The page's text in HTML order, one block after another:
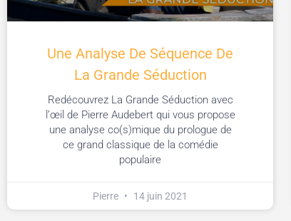
Une Analyse De Séquence De
La Grande Séduction
Redécouvrez La Grande Séduction avec
l’œil de Pierre Audebert qui vous propose
une analyse co(s)mique du prologue de
ce grand classique de la comédie
populaire
Pierre 14 juin 2021